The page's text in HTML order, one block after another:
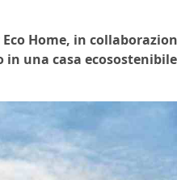
Home, in
una casa